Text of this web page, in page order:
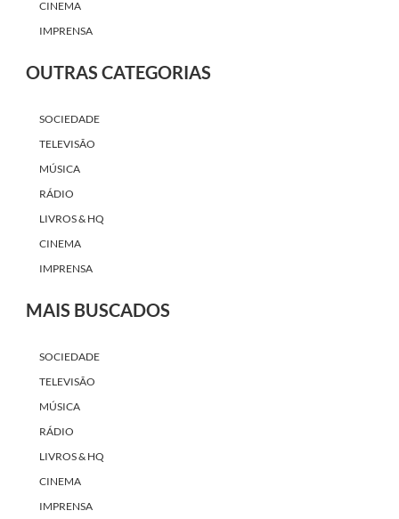
CINEMA
IMPRENSA
OUTRAS CATEGORIAS
SOCIEDADE
TELEVISÃO
MÚSICA
RÁDIO
LIVROS & HQ
CINEMA
IMPRENSA
MAIS BUSCADOS
SOCIEDADE
TELEVISÃO
MÚSICA
RÁDIO
LIVROS & HQ
CINEMA
IMPRENSA